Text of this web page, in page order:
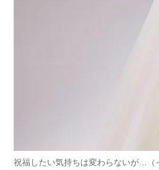
祝福したい気持ちは変わらないが…（